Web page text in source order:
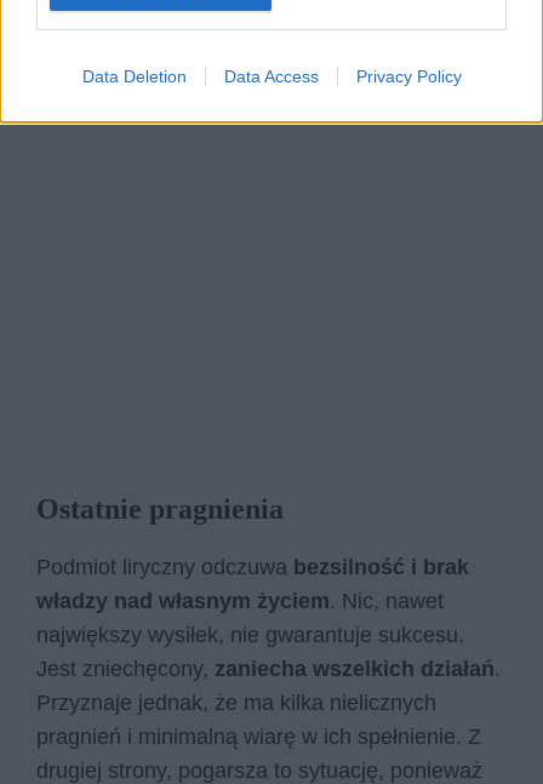
Data Deletion Data Access Privacy Policy
Ostatnie pragnienia
Podmiot liryczny odczuwa bezsilność i brak
władzy nad własnym życiem. Nic, nawet
największy wysiłek, nie gwarantuje sukcesu.
Jest zniechęcony, zaniecha wszelkich działań.
Przyznaje jednak, że ma kilka nielicznych
pragnień i minimalną wiarę w ich spełnienie. Z
drugiej strony, pogarsza to sytuację, ponieważ